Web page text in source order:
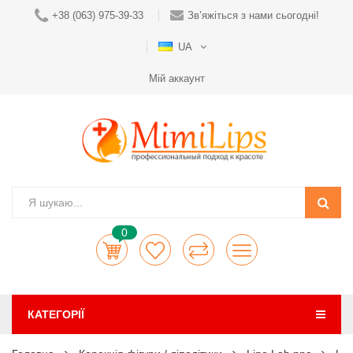
+38 (063) 975-39-33 Зв’яжіться з нами сьогодні!
UA
Мій аккаунт
0
КАТЕГОРІЇ